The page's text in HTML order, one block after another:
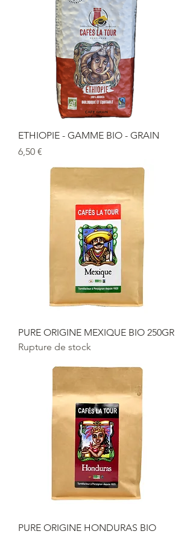
ETHIOPIE - GAMME BIO - GRAIN
Prix
6,50 €
PURE ORIGINE MEXIQUE BIO 250GR
Rupture de stock
PURE ORIGINE HONDURAS BIO